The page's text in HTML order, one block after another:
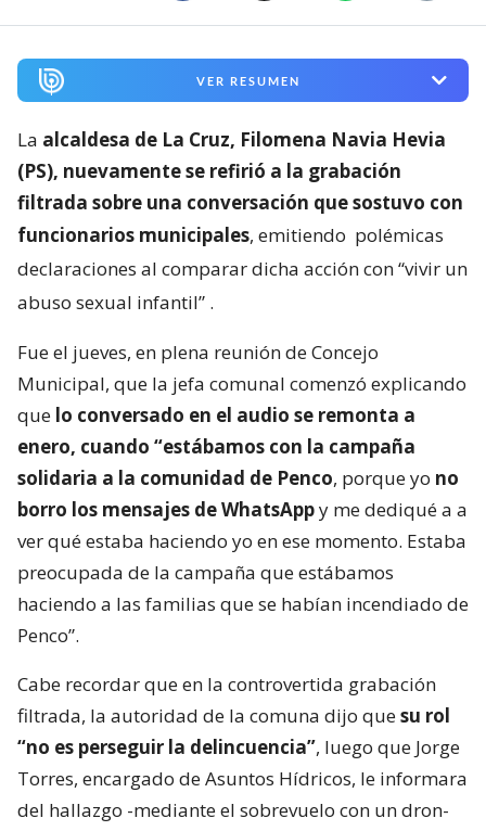
VER RESUMEN
La alcaldesa de La Cruz, Filomena Navia Hevia
(PS), nuevamente se refirió a la grabación
filtrada sobre una conversación que sostuvo con
funcionarios municipales, emitiendo polémicas
declaraciones al comparar dicha acción con “vivir un
abuso sexual infantil” .
Fue el jueves, en plena reunión de Concejo
Municipal, que la jefa comunal comenzó explicando
que lo conversado en el audio se remonta a
enero, cuando “estábamos con la campaña
solidaria a la comunidad de Penco, porque yo no
borro los mensajes de WhatsAppy me dediqué a a
ver qué estaba haciendo yo en ese momento. Estaba
preocupada de la campaña que estábamos
haciendo a las familias que se habían incendiado de
Penco”.
Cabe recordar que en la controvertida grabación
filtrada, la autoridad de la comuna dijo quesu rol
“no es perseguir la delincuencia”, luego que Jorge
Torres, encargado de Asuntos Hídricos, le informara
del hallazgo -mediante el sobrevuelo con un dron-